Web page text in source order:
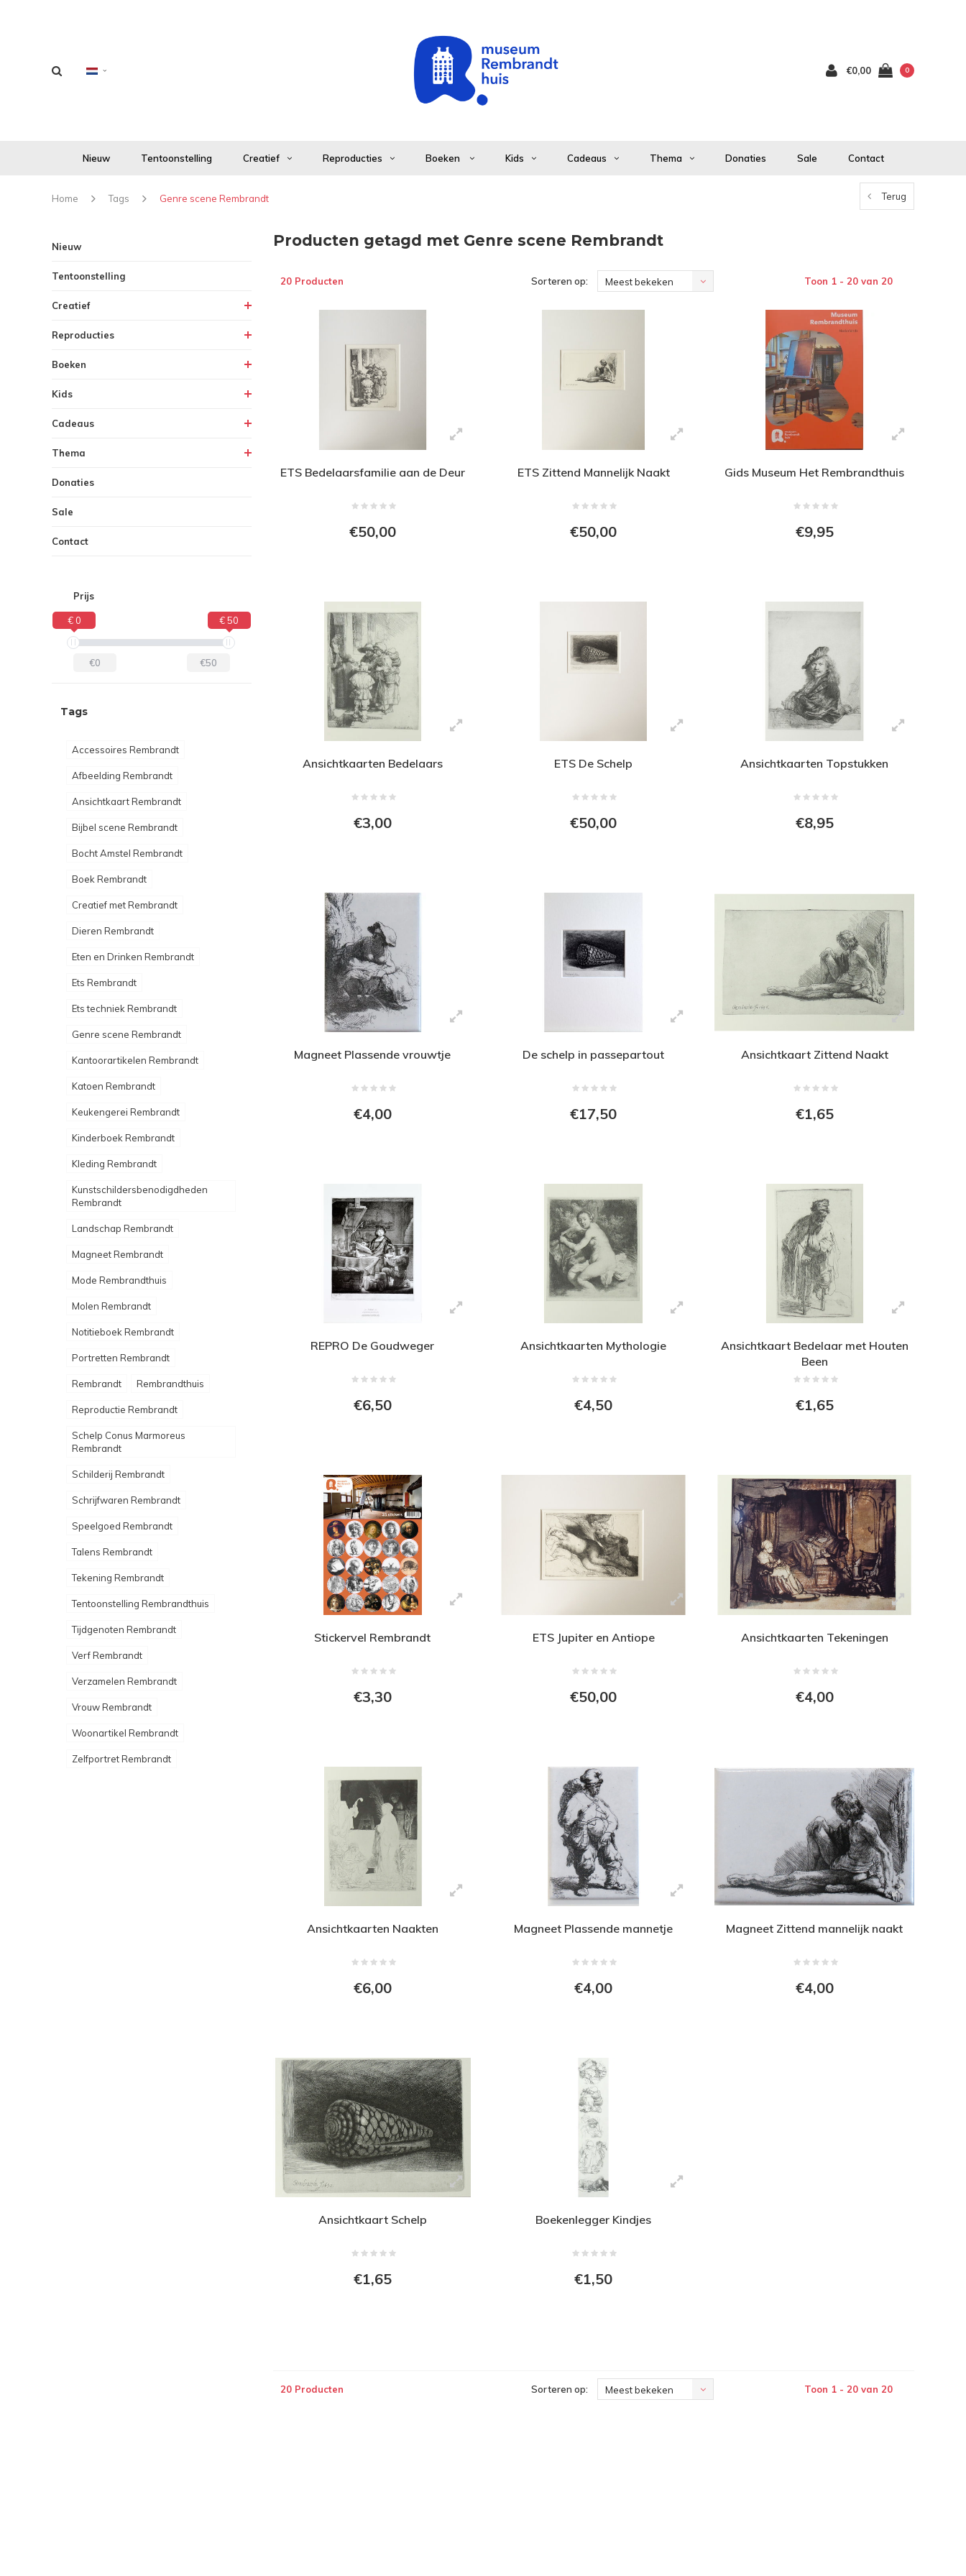
€0,00 0
Nieuw Tentoonstelling Creatief Reproducties Boeken Kids Cadeaus Thema Donaties Sale Contact
Home Tags Genre scene Rembrandt Terug
Nieuw
Tentoonstelling
Creatief
Reproducties
Boeken
Kids
Cadeaus
Thema
Donaties
Sale
Contact
Prijs
€ 0 € 50
€0 €50
Tags
Accessoires Rembrandt
Afbeelding Rembrandt
Ansichtkaart Rembrandt
Bijbel scene Rembrandt
Bocht Amstel Rembrandt
Boek Rembrandt
Creatief met Rembrandt
Dieren Rembrandt
Eten en Drinken Rembrandt
Ets Rembrandt
Ets techniek Rembrandt
Genre scene Rembrandt
Kantoorartikelen Rembrandt
Katoen Rembrandt
Keukengerei Rembrandt
Kinderboek Rembrandt
Kleding Rembrandt
Kunstschildersbenodigdheden
Rembrandt
Landschap Rembrandt
Magneet Rembrandt
Mode Rembrandthuis
Molen Rembrandt
Notitieboek Rembrandt
Portretten Rembrandt
Rembrandt Rembrandthuis
Reproductie Rembrandt
Schelp Conus Marmoreus
Rembrandt
Schilderij Rembrandt
Schrijfwaren Rembrandt
Speelgoed Rembrandt
Talens Rembrandt
Tekening Rembrandt
Tentoonstelling Rembrandthuis
Tijdgenoten Rembrandt
Verf Rembrandt
Verzamelen Rembrandt
Vrouw Rembrandt
Woonartikel Rembrandt
Zelfportret Rembrandt
Producten getagd met Genre scene Rembrandt
20 Producten Sorteren op: Meest bekeken Toon 1 - 20 van 20
ETS Bedelaarsfamilie aan de Deur
€50,00
ETS Zittend Mannelijk Naakt
€50,00
Gids Museum Het Rembrandthuis
€9,95
Ansichtkaarten Bedelaars
€3,00
ETS De Schelp
€50,00
Ansichtkaarten Topstukken
€8,95
Magneet Plassende vrouwtje
€4,00
De schelp in passepartout
€17,50
Ansichtkaart Zittend Naakt
€1,65
REPRO De Goudweger
€6,50
Ansichtkaarten Mythologie
€4,50
Ansichtkaart Bedelaar met Houten
Been
€1,65
Stickervel Rembrandt
€3,30
ETS Jupiter en Antiope
€50,00
Ansichtkaarten Tekeningen
€4,00
Ansichtkaarten Naakten
€6,00
Magneet Plassende mannetje
€4,00
Magneet Zittend mannelijk naakt
€4,00
Ansichtkaart Schelp
€1,65
Boekenlegger Kindjes
€1,50
20 Producten Sorteren op: Meest bekeken Toon 1 - 20 van 20